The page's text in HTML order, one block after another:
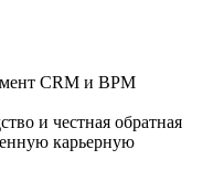
CRM и BPM
и честная обратная
карьерную